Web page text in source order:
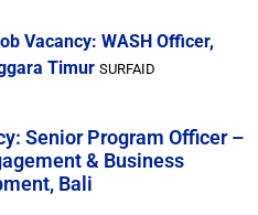
Vacancy: WASH Officer,
Timur SURFAID
Senior Program Officer –
& Business
Bali